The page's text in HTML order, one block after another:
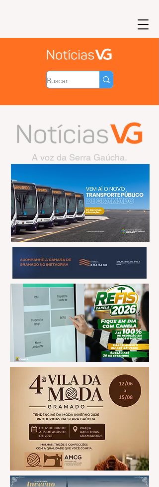
A voz da Serra Gaúcha.